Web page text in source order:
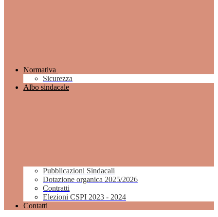
Normativa
Sicurezza
Albo sindacale
Pubblicazioni Sindacali
Dotazione organica 2025/2026
Contratti
Elezioni CSPI 2023 - 2024
Contatti